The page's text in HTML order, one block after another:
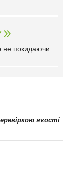
не покидаючи
якості